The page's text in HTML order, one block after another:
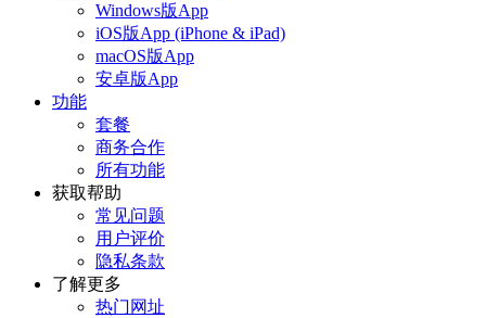
Windows版App
iOS版App (iPhone & iPad)
macOS版App
安卓版App
功能
套餐
商务合作
所有功能
获取帮助
常见问题
用户评价
隐私条款
了解更多
热门网址